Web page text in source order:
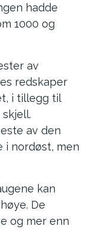
hadde
1000 og
av
redskaper
i tillegg til
av den
i nordøst, men
kan
De
og mer enn